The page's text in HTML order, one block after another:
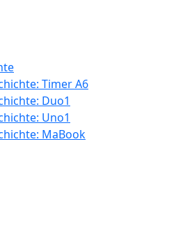
Timer A6
Duo1
Uno1
MaBook